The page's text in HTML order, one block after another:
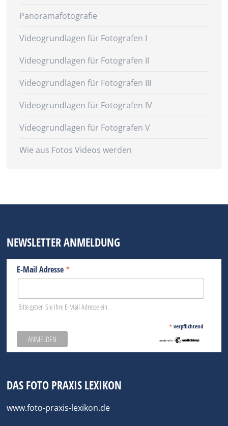
Panoramafotografie
Videogrundlagen für Fotografen I
Videogrundlagen für Fotografen II
Videogrundlagen für Fotografen III
Videogrundlagen für Fotografen IV
Videogrundlagen für Fotografen V
Wie aus Fotos Videos werden
NEWSLETTER ANMELDUNG
E-Mail Adresse *
Bitte geben Sie Ihre E-Mail Adresse ein.
* verpflichtend
DAS FOTO PRAXIS LEXIKON
www.foto-praxis-lexikon.de